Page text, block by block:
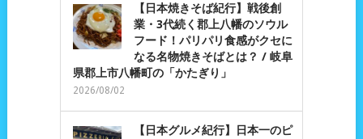
【日本焼きそば紀行】戦後創
業・3代続く郡上八幡のソウル
フード！パリパリ食感がクセに
なる名物焼きそばとは？ / 岐阜
県郡上市八幡町の「かたぎり」
2026/08/02
【日本グルメ紀行】日本一のピ